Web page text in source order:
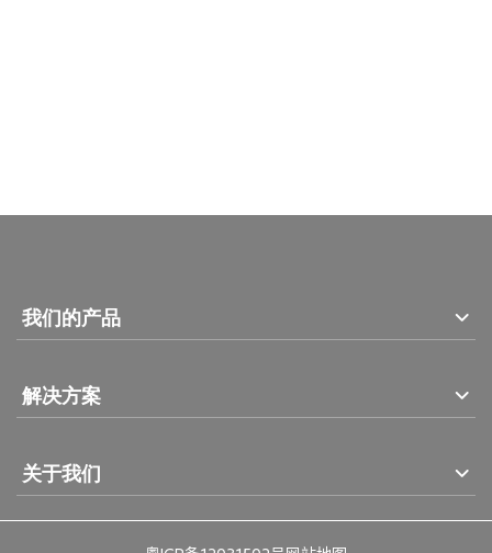
我们的产品
解决方案
关于我们